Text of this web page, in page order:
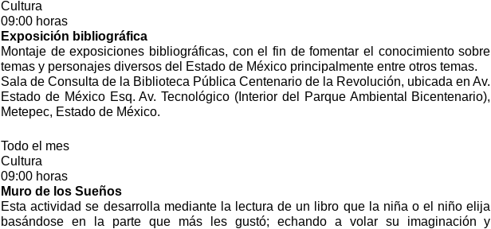
Cultura
09:00 horas
Exposición bibliográfica
Montaje de exposiciones bibliográficas, con el fin de fomentar el conocimiento sobre
temas y personajes diversos del Estado de México principalmente entre otros temas.
Sala de Consulta de la Biblioteca Pública Centenario de la Revolución, ubicada en Av.
Estado de México Esq. Av. Tecnológico (Interior del Parque Ambiental Bicentenario),
Metepec, Estado de México.
Todo el mes
Cultura
09:00 horas
Muro de los Sueños
Esta actividad se desarrolla mediante la lectura de un libro que la niña o el niño elija
basándose en la parte que más les gustó; echando a volar su imaginación y